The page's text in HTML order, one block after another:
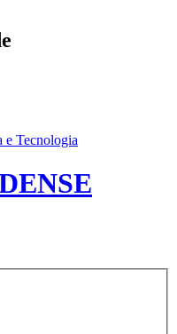
e Tecnologia